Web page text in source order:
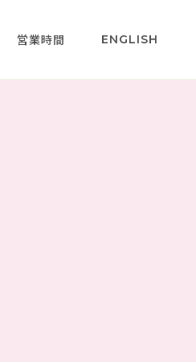
営業時間 ENGLISH